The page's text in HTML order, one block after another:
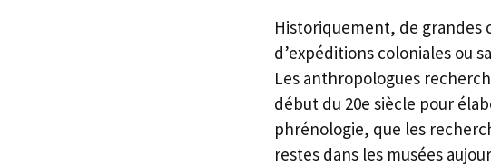
Historiquement, de grandes
d’expéditions coloniales ou
Les anthropologues
début du 20e siècle pour
phrénologie, que les
restes dans les musées